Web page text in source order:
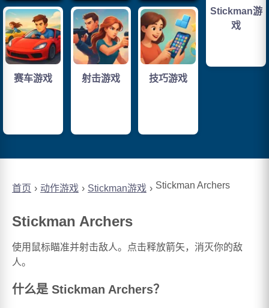
首页 动作游戏 Stickman游戏 Stickman Archers
Stickman Archers
使用鼠标瞄准并射击敌人。点击释放箭矢，消灭你的敌
人。
什么是 Stickman Archers？
Stickman游
戏
赛车游戏 射击游戏 技巧游戏